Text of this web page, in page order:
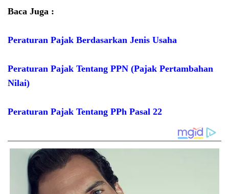
Baca Juga :
Peraturan Pajak Berdasarkan Jenis Usaha
Peraturan Pajak Tentang PPN (Pajak Pertambahan
Nilai)
Peraturan Pajak Tentang PPh Pasal 22